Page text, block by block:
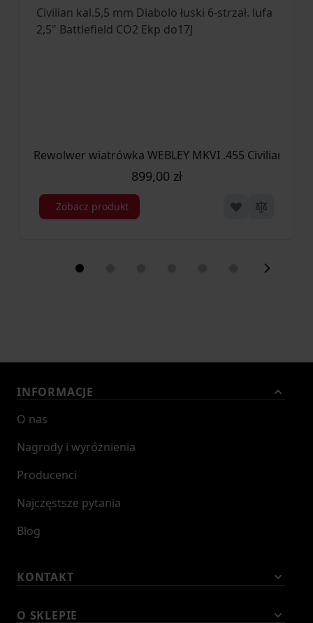
Rewolwer wiatrówka WEBLEY MKVI .455 Civilian
899,00 zł
Zobacz produkt
INFORMACJE
O nas
Nagrody i wyróżnienia
Producenci
Najczęstsze pytania
Blog
KONTAKT
O SKLEPIE